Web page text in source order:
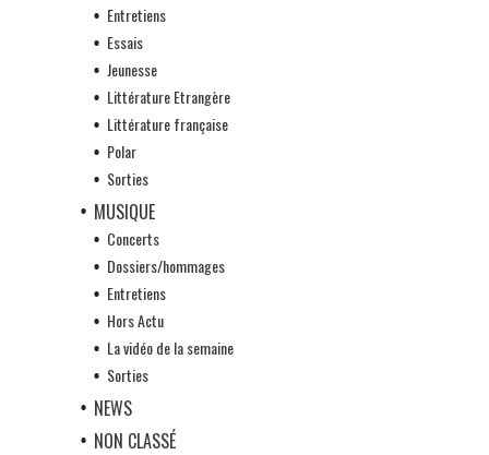
Entretiens
Essais
Jeunesse
Littérature Etrangère
Littérature française
Polar
Sorties
MUSIQUE
Concerts
Dossiers/hommages
Entretiens
Hors Actu
La vidéo de la semaine
Sorties
NEWS
NON CLASSÉ